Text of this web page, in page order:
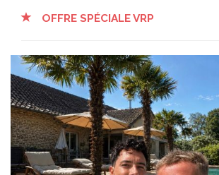
OFFRE SPÉCIALE VRP